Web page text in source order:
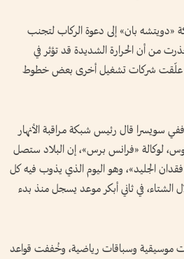
«دويتشه بان» إلى دعوة الركاب لتجنب
من أن الحرارة الشديدة قد تؤثر في
علّقت شركات تشغيل أخرى بعض خطوط
ففي سويسرا قال رئيس شبكة مراقبة الأنهار
لوكالة «فرانس برس»، إن البلاد ستصل
فقدان الجليد»، وهو اليوم الذي يذوب فيه كل
الشتاء، في ثاني أبكر موعد يسجل منذ بدء
موسيقية وسباقات رياضية، وخُففت قواعد